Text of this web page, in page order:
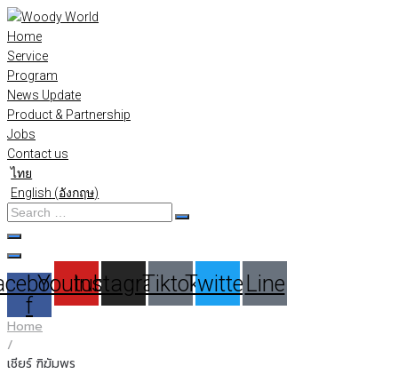
Skip
to
content
Home
Service
Program
News Update
Product & Partnership
Jobs
Contact us
ไทย
English (อังกฤษ)
Search
…
f
Youtube
Instagram
TiktokTwitterLine
Home
/
เชียร์ ฑิฆัมพร